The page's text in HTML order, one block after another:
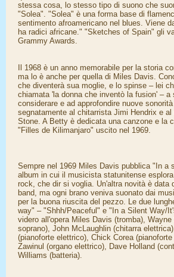
stessa cosa, lo stesso tipo di suono che
"Solea". "Solea" è una forma base di
sentimento afroamericano nel blues. Viene
ha radici africane." "Sketches of Spain" gli
Grammy Awards.
Il 1968 è un anno memorabile per la storia
ma lo è anche per quella di Miles Davis.
che diventerà sua moglie, e lo spinse – lei
chiamata 'la donna che inventò la fusion' – a
considerare e ad approfondire nuove
segnatamente al chitarrista Jimi Hendrix e
Stone. A Betty è dedicata una canzone e la
"Filles de Kilimanjaro" uscito nel 1969.
Sempre nel 1969 Miles Davis pubblica "In a
album in cui il musicista statunitense
rock, che dir si voglia. Un'altra novità è data
band, ma ogni brano veniva suonato dai
per la buona riuscita del pezzo. Le due
way" – "Shhh/Peaceful" e "In a Silent Way/
videro all'opera Miles Davis (tromba), Wayne
soprano), John McLaughlin (chitarra
(pianoforte elettrico), Chick Corea
Zawinul (organo elettrico), Dave Holland
Williams (batteria).